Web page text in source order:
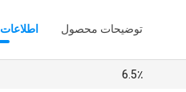
توضیحات محصول
6.5٪